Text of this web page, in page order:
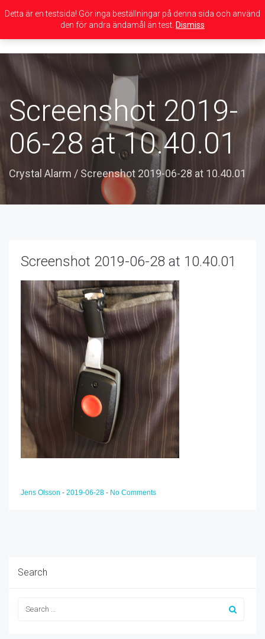
navigation
Screenshot 2019-
06-28 at 10.40.01
Crystal Alarm / Screenshot 2019-06-28 at 10.40.01
Screenshot 2019-06-28 at 10.40.01
Jens Olsson - 2019-06-28 - No Comments
Search
Detta är en testsida! Gör inga beställningar på denna sida och använd
den för andra ändamål än test. Dismiss